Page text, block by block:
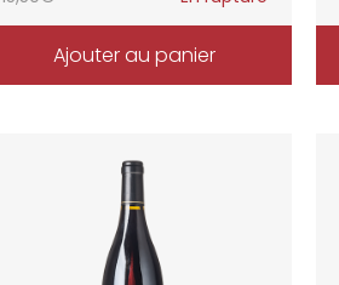
Ajouter au panier